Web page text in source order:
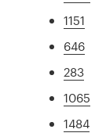
1151
646
283
1065
1484